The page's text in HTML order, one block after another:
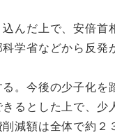
んだ上で、安倍首
学省などから反発
。今後の少子化を
るとした上で、少
減額は全体で約２